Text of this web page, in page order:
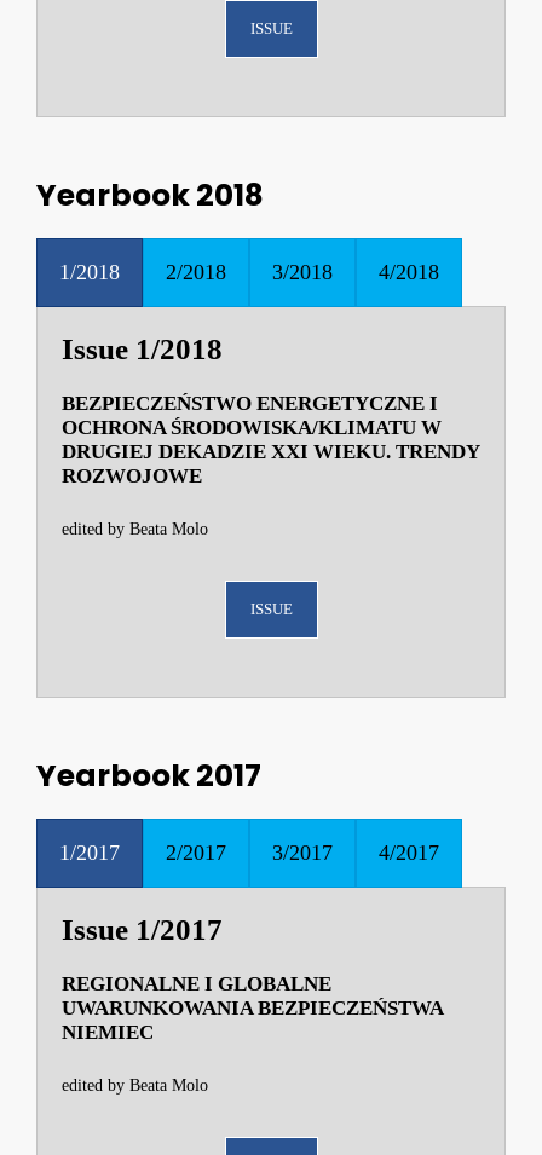
ISSUE
Yearbook 2018
1/2018 2/2018 3/2018 4/2018
Issue 1/2018
BEZPIECZEŃSTWO ENERGETYCZNE I
OCHRONA ŚRODOWISKA/KLIMATU W
DRUGIEJ DEKADZIE XXI WIEKU. TRENDY
ROZWOJOWE
edited by Beata Molo
ISSUE
Yearbook 2017
1/2017 2/2017 3/2017 4/2017
Issue 1/2017
REGIONALNE I GLOBALNE
UWARUNKOWANIA BEZPIECZEŃSTWA
NIEMIEC
edited by Beata Molo